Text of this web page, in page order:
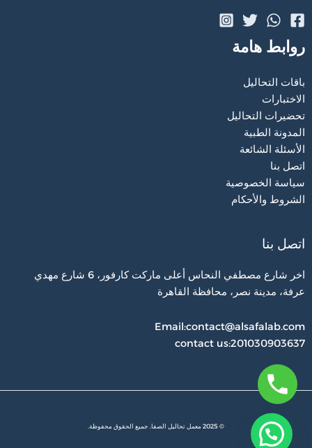
روابط هامة
باقات التحاليل
الاختبارات
تحضيرات التحاليل
المدونة الطبية
الأسئلة الشائعة
اتصل بنا
سياسة الخصوصية
الشروط والأحكام
اتصل بنا
اخر شارع مصطفي النحاس أعلى ماركت كارفور، 6 شارع مهدي
عرفة، مدينة نصر، محافظة القاهرة‬
Email:contact@alsafalab.com
contact us:201030903637
© 2025 معمل تحاليل الصفا. جميع الحقوق محفوظة.